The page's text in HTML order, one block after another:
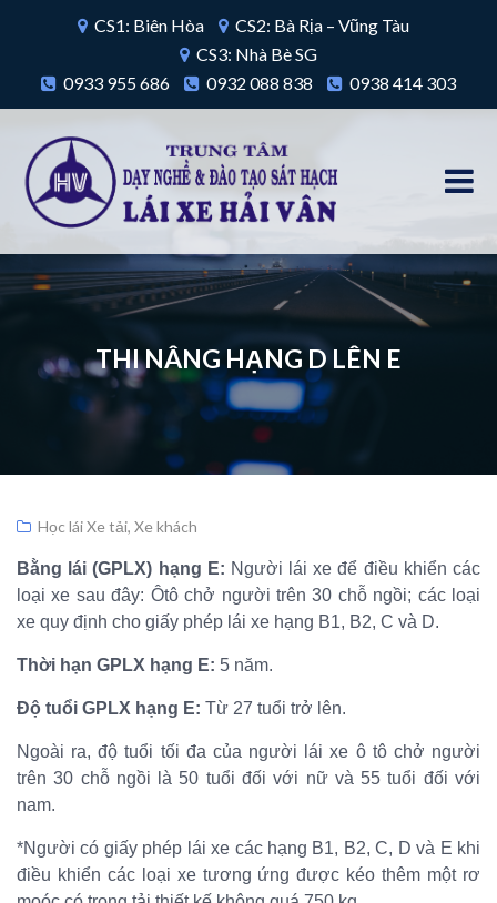
CS1: Biên Hòa
CS2: Bà Rịa – Vũng Tàu
CS3: Nhà Bè SG
0933 955 686
0932 088 838 0938 414 303
THI NÂNG HẠNG D LÊN E
Học lái Xe tải, Xe khách
Bằng lái (GPLX) hạng E: Người lái xe để điều khiển các
loại xe sau đây: Ôtô chở người trên 30 chỗ ngồi; các loại
xe quy định cho giấy phép lái xe hạng B1, B2, C và D.
Thời hạn GPLX hạng E: 5 năm.
Độ tuổi GPLX hạng E: Từ 27 tuổi trở lên.
Ngoài ra, độ tuổi tối đa của người lái xe ô tô chở người
trên 30 chỗ ngồi là 50 tuổi đối với nữ và 55 tuổi đối với
nam.
*Người có giấy phép lái xe các hạng B1, B2, C, D và E khi
điều khiển các loại xe tương ứng được kéo thêm một rơ